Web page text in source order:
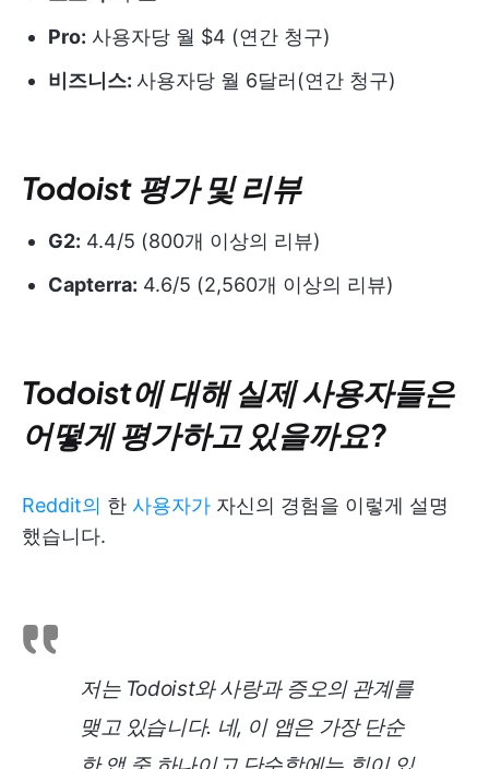
Pro: 사용자당 월 $4 (연간 청구)
비즈니스: 사용자당 월 6달러(연간 청구)
Todoist 평가 및 리뷰
G2: 4.4/5 (800개 이상의 리뷰)
Capterra: 4.6/5 (2,560개 이상의 리뷰)
Todoist에 대해 실제 사용자들은
어떻게 평가하고 있을까요?
Reddit의 한 사용자가 자신의 경험을 이렇게 설명
했습니다.
저는 Todoist와 사랑과 증오의 관계를
맺고 있습니다. 네, 이 앱은 가장 단순